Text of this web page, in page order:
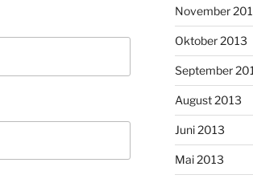
November
Oktober 2013
September
August 2013
Juni 2013
Mai 2013